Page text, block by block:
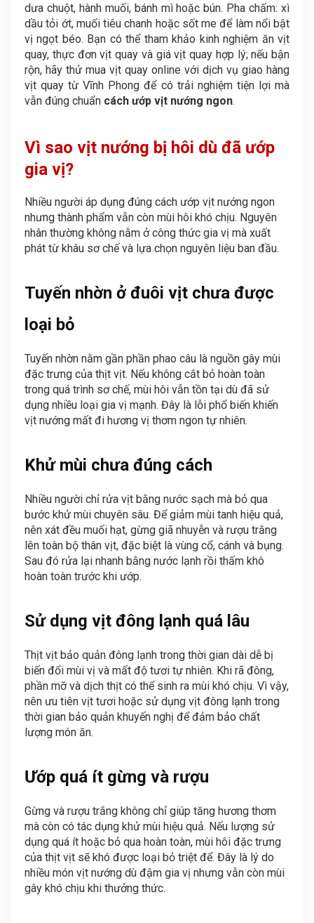
dưa chuột, hành muối, bánh mì hoặc bún. Pha chấm: xì
dầu tỏi ớt, muối tiêu chanh hoặc sốt me để làm nổi bật
vị ngọt béo. Bạn có thể tham khảo kinh nghiệm ăn vịt
quay, thực đơn vịt quay và giá vịt quay hợp lý; nếu bận
rộn, hãy thử mua vịt quay online với dịch vụ giao hàng
vịt quay từ Vĩnh Phong để có trải nghiệm tiện lợi mà
vẫn đúng chuẩn cách ướp vịt nướng ngon.
Vì sao vịt nướng bị hôi dù đã ướp
gia vị?
Nhiều người áp dụng đúng cách ướp vịt nướng ngon
nhưng thành phẩm vẫn còn mùi hôi khó chịu. Nguyên
nhân thường không nằm ở công thức gia vị mà xuất
phát từ khâu sơ chế và lựa chọn nguyên liệu ban đầu.
Tuyến nhờn ở đuôi vịt chưa được
loại bỏ
Tuyến nhờn nằm gần phần phao câu là nguồn gây mùi
đặc trưng của thịt vịt. Nếu không cắt bỏ hoàn toàn
trong quá trình sơ chế, mùi hôi vẫn tồn tại dù đã sử
dụng nhiều loại gia vị mạnh. Đây là lỗi phổ biến khiến
vịt nướng mất đi hương vị thơm ngon tự nhiên.
Khử mùi chưa đúng cách
Nhiều người chỉ rửa vịt bằng nước sạch mà bỏ qua
bước khử mùi chuyên sâu. Để giảm mùi tanh hiệu quả,
nên xát đều muối hạt, gừng giã nhuyễn và rượu trắng
lên toàn bộ thân vịt, đặc biệt là vùng cổ, cánh và bụng.
Sau đó rửa lại nhanh bằng nước lạnh rồi thấm khô
hoàn toàn trước khi ướp.
Sử dụng vịt đông lạnh quá lâu
Thịt vịt bảo quản đông lạnh trong thời gian dài dễ bị
biến đổi mùi vị và mất độ tươi tự nhiên. Khi rã đông,
phần mỡ và dịch thịt có thể sinh ra mùi khó chịu. Vì vậy,
nên ưu tiên vịt tươi hoặc sử dụng vịt đông lạnh trong
thời gian bảo quản khuyến nghị để đảm bảo chất
lượng món ăn.
Ướp quá ít gừng và rượu
Gừng và rượu trắng không chỉ giúp tăng hương thơm
mà còn có tác dụng khử mùi hiệu quả. Nếu lượng sử
dụng quá ít hoặc bỏ qua hoàn toàn, mùi hôi đặc trưng
của thịt vịt sẽ khó được loại bỏ triệt để. Đây là lý do
nhiều món vịt nướng dù đậm gia vị nhưng vẫn còn mùi
gây khó chịu khi thưởng thức.